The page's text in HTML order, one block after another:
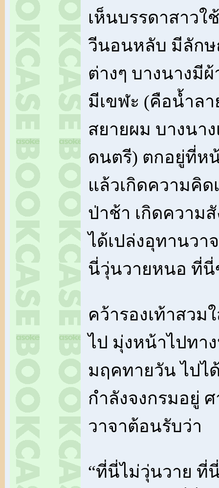
เห็นบรรดาสาว
วีนอนหลับ มีลัก
ต่างๆ บางนางมี
มีเขฬะ (คือน้ำล
สยายผม บางนาง
ดนตรี) ตกอยู่ที่ห
แล้วเกิดความคิด
ป่าช้า เกิดความ
ได้เปล่งอุทานวา
นี่วุ่นวายหนอ ที่
คว้ารองเท้าสวม
ไป มุ่งหน้าไปทา
มฤคทายวัน ไปไ
กำลังจงกรมอยู่
วาจาต้อนรับว่า
“ที่นี่ไม่วุ่นวาย ที่